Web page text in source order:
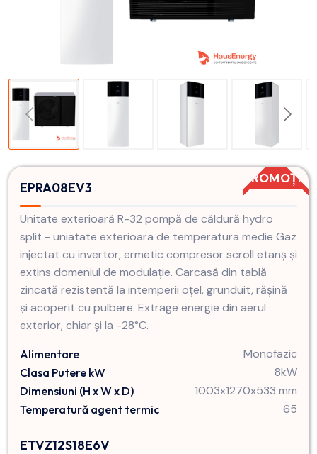
PROMOȚIE
EPRA08EV3
Unitate exterioară R-32 pompă de căldură hydro
split - uniatate exterioara de temperatura medie Gaz
injectat cu invertor, ermetic compresor scroll etanș și
extins domeniul de modulație. Carcasă din tablă
zincată rezistentă la intemperii oțel, grunduit, rășină
și acoperit cu pulbere. Extrage energie din aerul
exterior, chiar și la -28°C.
Alimentare Monofazic
Clasa Putere kW 8kW
Dimensiuni (H x W x D) 1003x1270x533 mm
Temperatură agent termic 65
ETVZ12S18E6V